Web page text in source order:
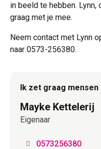
in beeld te hebben.
graag met je mee.
Neem contact met Lynn
naar 0573-256380.
Ik zet graag
Mayke Kettelerij
Eigenaar
0573256380